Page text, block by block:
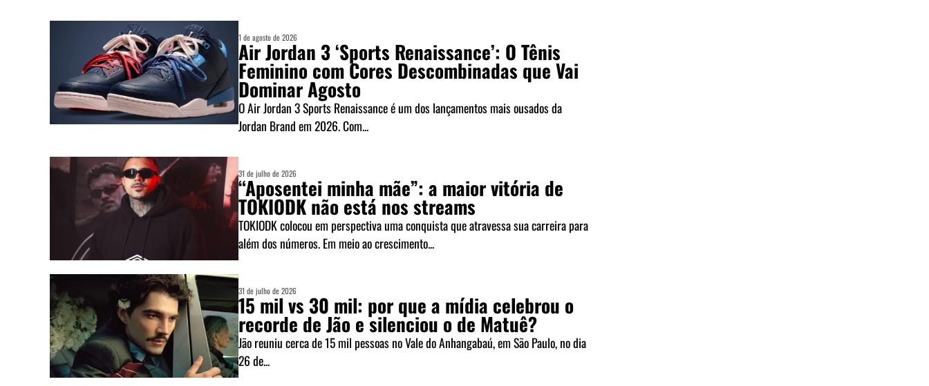
1 de agosto de 2026
Air Jordan 3 ‘Sports Renaissance’: O Tênis
Feminino com Cores Descombinadas que Vai
Dominar Agosto
O Air Jordan 3 Sports Renaissance é um dos lançamentos mais ousados da
Jordan Brand em 2026. Com...
31 de julho de 2026
“Aposentei minha mãe”: a maior vitória de
TOKIODK não está nos streams
TOKIODK colocou em perspectiva uma conquista que atravessa sua carreira para
além dos números. Em meio ao crescimento...
31 de julho de 2026
15 mil vs 30 mil: por que a mídia celebrou o
recorde de Jão e silenciou o de Matuê?
Jão reuniu cerca de 15 mil pessoas no Vale do Anhangabaú, em São Paulo, no dia
26 de...